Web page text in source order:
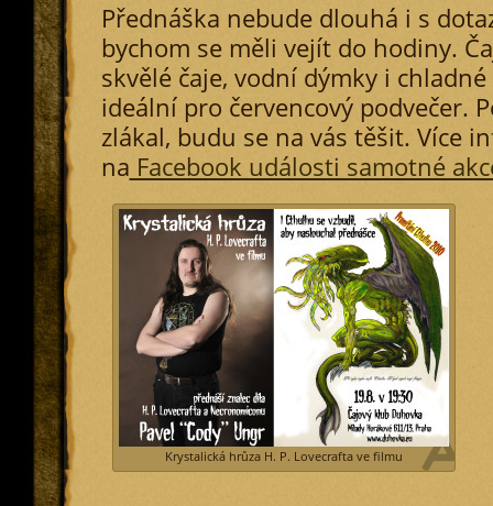
Přednáška nebude dlouhá i s
bychom se měli vejít do hodiny.
skvělé čaje, vodní dýmky i
ideální pro červencový podvečer.
zlákal, budu se na vás těšit. Více
na Facebook události samotné
Krystalická hrůza H. P. Lovecrafta ve filmu